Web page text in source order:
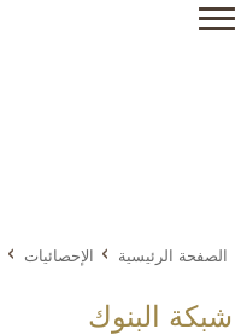
الصفحة الرئيسية الإحصائيات
شبكة البنوك